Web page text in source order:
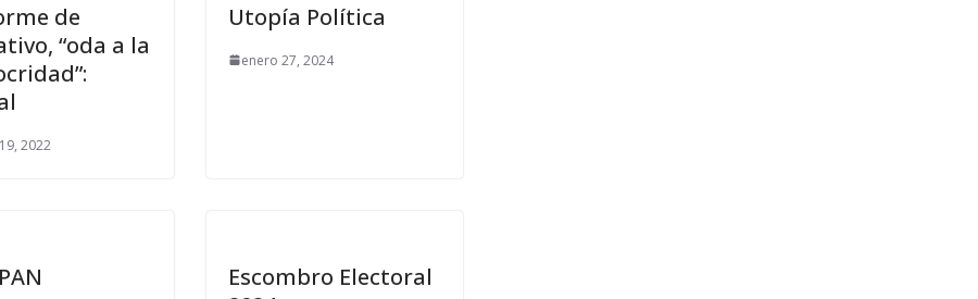
de
“oda a la
2022
Utopía Política
enero 27, 2024
Escombro Electoral